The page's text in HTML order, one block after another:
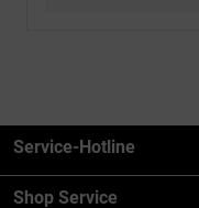
Service-Hotline
Shop Service